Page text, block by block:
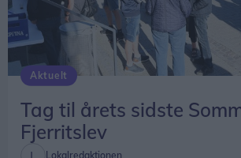
Aktuelt
Tag til årets sidste
Fjerritslev
Lokalredaktionen